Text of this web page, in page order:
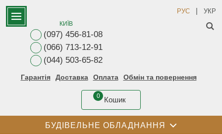
КИЇВ
(097) 456-81-08
(066) 713-12-91
(044) 503-65-82
Гарантія Доставка Оплата Обмін та повернення
0 Кошик
РУС | УКР
БУДІВЕЛЬНЕ ОБЛАДНАННЯ